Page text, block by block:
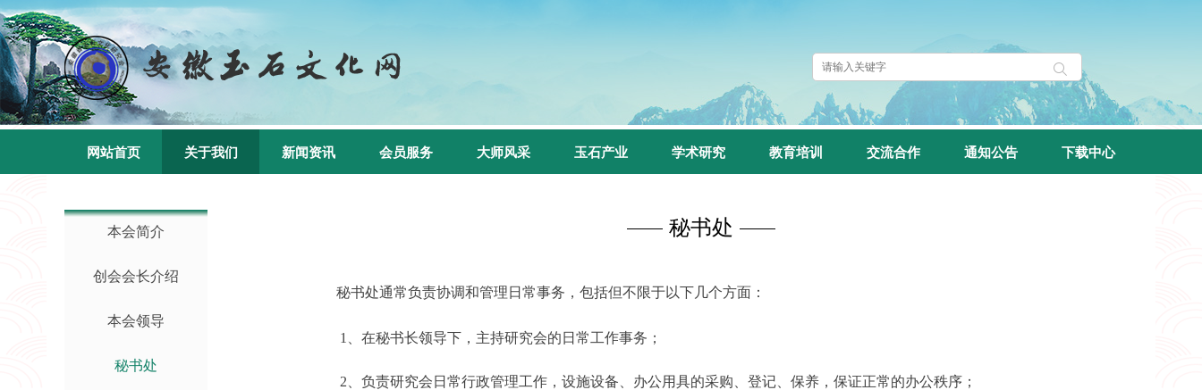
网站首页 关于我们 新闻资讯 会员服务 大师风采 玉石产业 学术研究 教育培训 交流合作 通知公告 下载中心
本会简介
创会会长介绍
本会领导
秘书处
秘书处
秘书处通常负责协调和管理日常事务，包括但不限于以下几个方面：
1 、在秘书长领导下，主持研究会的日常工作事务；
2 、负责研究会日常行政管理工作，设施设备、办公用具的采购、登记、保养，保证正常的办公秩序；